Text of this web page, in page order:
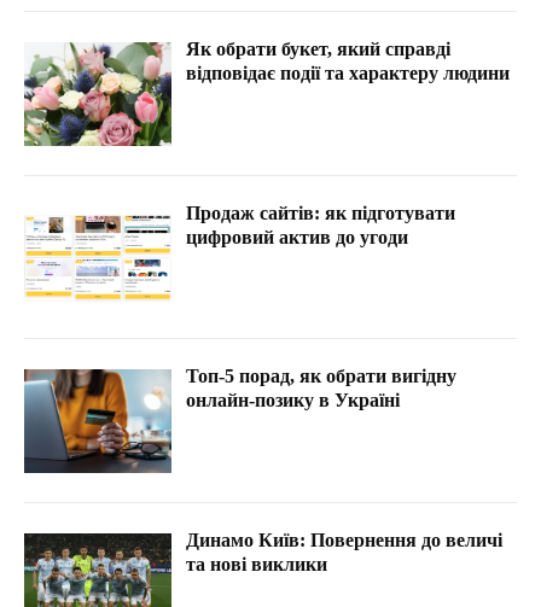
Як обрати букет, який справді
відповідає події та характеру людини
Продаж сайтів: як підготувати
цифровий актив до угоди
Топ-5 порад, як обрати вигідну
онлайн-позику в Україні
Динамо Київ: Повернення до величі
та нові виклики